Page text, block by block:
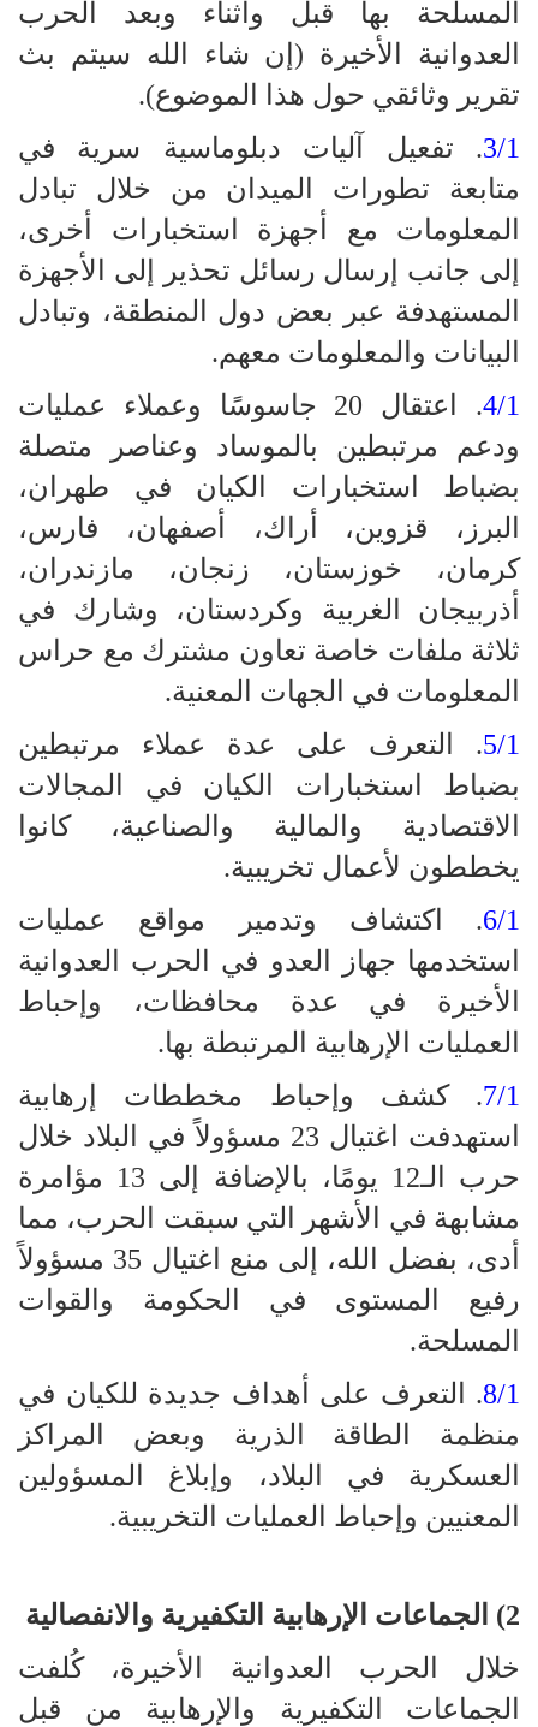
المسلحة بها قبل وأثناء وبعد الحرب
العدوانية الأخيرة (إن شاء الله سيتم بث
تقرير وثائقي حول هذا الموضوع).
3/1. تفعيل آليات دبلوماسية سرية في
متابعة تطورات الميدان من خلال تبادل
المعلومات مع أجهزة استخبارات أخرى،
إلى جانب إرسال رسائل تحذير إلى الأجهزة
المستهدفة عبر بعض دول المنطقة، وتبادل
البيانات والمعلومات معهم.
4/1
. اعتقال 20 جاسوسًا وعملاء عمليات
ودعم مرتبطين بالموساد وعناصر متصلة
بضباط استخبارات الكيان في طهران،
البرز، قزوين، أراك، أصفهان، فارس،
كرمان، خوزستان، زنجان، مازندران،
أذربيجان الغربية وكردستان، وشارك في
ثلاثة ملفات خاصة تعاون مشترك مع حراس
المعلومات في الجهات المعنية.
5/1. التعرف على عدة عملاء مرتبطين
بضباط استخبارات الكيان في المجالات
الاقتصادية والمالية والصناعية، كانوا
يخططون لأعمال تخريبية.
6/1. اكتشاف وتدمير مواقع عمليات
استخدمها جهاز العدو في الحرب العدوانية
الأخيرة في عدة محافظات، وإحباط
العمليات الإرهابية المرتبطة بها.
7/1. كشف وإحباط مخططات إرهابية
استهدفت اغتيال 23 مسؤولاً في البلاد خلال
حرب الـ12 يومًا، بالإضافة إلى 13 مؤامرة
مشابهة في الأشهر التي سبقت الحرب، مما
أدى، بفضل الله، إلى منع اغتيال 35 مسؤولاً
رفيع المستوى في الحكومة والقوات
المسلحة.
8/1. التعرف على أهداف جديدة للكيان في
منظمة الطاقة الذرية وبعض المراكز
العسكرية في البلاد، وإبلاغ المسؤولين
المعنيين وإحباط العمليات التخريبية.
2) الجماعات الإرهابية التكفيرية والانفصالية
خلال الحرب العدوانية الأخيرة، كُلفت
الجماعات التكفيرية والإرهابية من قبل